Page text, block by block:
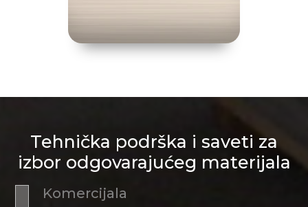
Tehnička podrška i saveti za
izbor odgovarajućeg materijala
Komercijala